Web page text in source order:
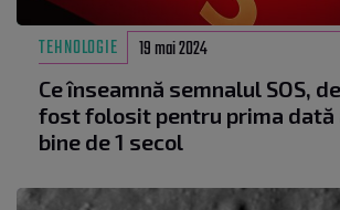
TEHNOLOGIE 19 mai 2024
Ce înseamnă semnalul SOS,
fost folosit pentru prima dată
bine de 1 secol